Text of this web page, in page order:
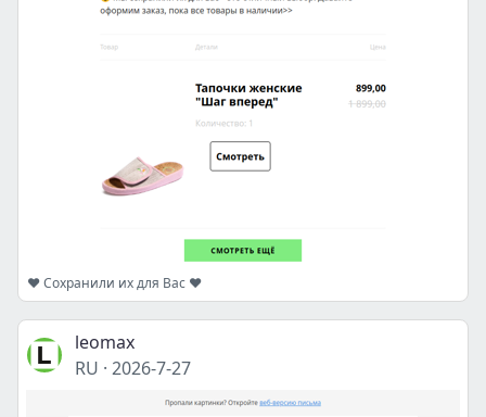
❤️ Сохранили их для Вас ❤️
leomax
RU · 2026-7-27